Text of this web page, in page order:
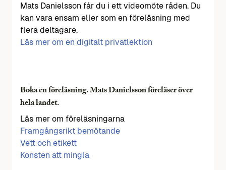
Mats Danielsson får du i ett videomöte råden. Du
kan vara ensam eller som en föreläsning med
flera deltagare.
Läs mer om en digitalt privatlektion
Boka en föreläsning. Mats Danielsson föreläser över
hela landet.
Läs mer om föreläsningarna
Framgångsrikt bemötande
Vett och etikett
Konsten att mingla